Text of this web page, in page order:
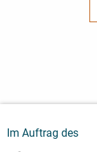
Im Auftrag des